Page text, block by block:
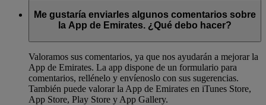
Me gustaría enviarles algunos comentarios sobre
la App de Emirates. ¿Qué debo hacer?
Valoramos sus comentarios, ya que nos ayudarán a mejorar la
App de Emirates. La app dispone de un formulario para
comentarios, rellénelo y envíenoslo con sus sugerencias.
También puede valorar la App de Emirates en iTunes Store,
App Store, Play Store y App Gallery.